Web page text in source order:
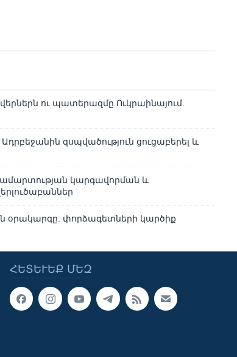
ու պատերազմը Ուկրաինայում.
զսպվածություն ցուցաբերել և
կարգավորման և
օրակարգը. փորձագետների կարծիք
ՀԵՏԵՒԵՔ ՄԵԶ